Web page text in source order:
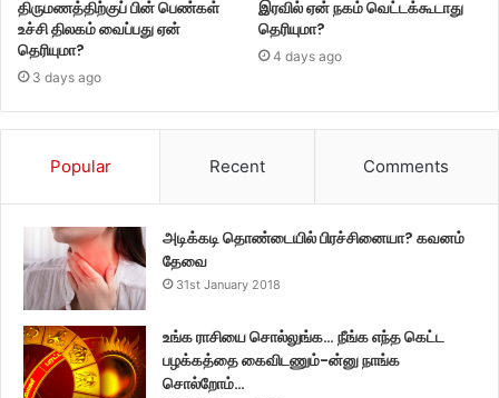
திருமணத்திற்குப் பின் பெண்கள்
உச்சி திலகம் வைப்பது ஏன்
தெரியுமா?
3 days ago
இரவில் ஏன் நகம் வெட்டக்கூடாது
தெரியுமா?
4 days ago
Popular Recent Comments
அடிக்கடி தொண்டையில் பிரச்சினையா? கவனம்
தேவை
31st January 2018
உங்க ராசியை சொல்லுங்க… நீங்க எந்த கெட்ட
பழக்கத்தை கைவிடணும்-ன்னு நாங்க
சொல்றோம்…